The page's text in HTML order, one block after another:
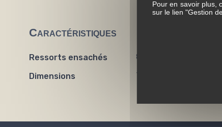
Caractéristiques
Ressorts ensachés 800 ressorts en 140 (17
Dimensions Toutes dimensions
Pour en savoir plus,
sur le lien "Gestion